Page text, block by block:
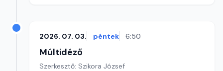
2026. 07. 03. péntek 6:50
Múltidéző
Szerkesztő: Szikora József